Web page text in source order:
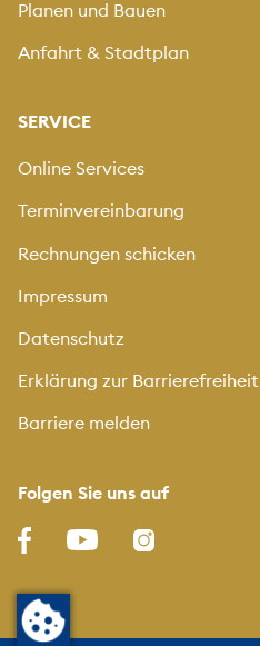
Planen und Bauen
Anfahrt & Stadtplan
SERVICE
Online Services
Terminvereinbarung
Rechnungen schicken
Impressum
Datenschutz
Erklärung zur Barrierefreiheit
Barriere melden
Folgen Sie uns auf